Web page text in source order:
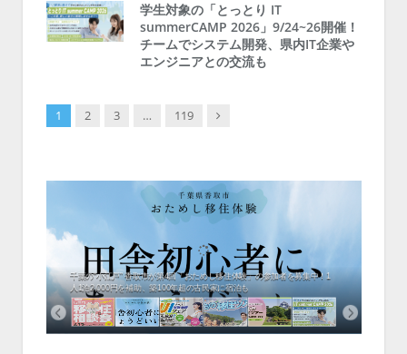
学生対象の「とっとり IT
summerCAMP 2026」9/24~26開催！
チームでシステム開発、県内IT企業や
エンジニアとの交流も
1 2 3 … 119 Next
千葉の“小江戸” 香取市が第4回「おためし移住体験」の参加者を募集中！1
人1泊2,000円を補助、築100年超の古民家に宿泊も